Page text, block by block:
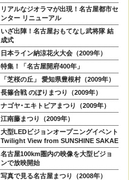
リアルなジオラマが出現！名古屋都市セ
ンター リニューアル
いざ出陣！名古屋おもてなし武将隊 結
成式
日本ライン納涼花火大会（2009年）
特集！「名古屋開府400年」
「芝桜の丘」 愛知県豊根村（2009年）
長篠合戦 のぼりまつり（2009年）
ナゴヤ･エキトピアまつり（2009年）
江南藤まつり（2009年）
大型LEDビジョンオープニングイベント
Twilight View from SUNSHINE SAKAE
名古屋100km圏内の映像を大型ビジョ
ンで放映開始
写真で見る名古屋まつり（2008年）